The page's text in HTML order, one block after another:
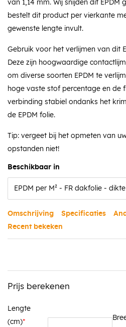
van 1,14 mm. Wij snijden dit
bestelt dit product per vierkante
gewenste lengte invult.
Gebruik voor het verlijmen van dit
Deze zijn hoogwaardige
om diverse soorten EPDM te
hoge vaste stof percentage en de
verbinding stabiel ondanks het
de EPDM folie.
Tip: vergeet bij het opmeten van
opstanden niet!
Beschikbaar in
Omschrijving Specificaties
Recent bekeken
Prijs berekenen
Lengte
(cm)